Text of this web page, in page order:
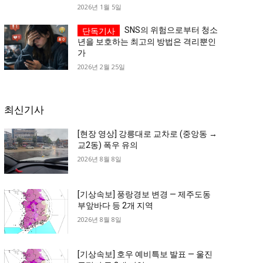
2026년 1월 5일
SNS의 위험으로부터 청소
년을 보호하는 최고의 방법은 격리뿐인
가
2026년 2월 25일
최신기사
[현장 영상] 강릉대로 교차로 (중앙동 →
교2동) 폭우 유의
2026년 8월 8일
[기상속보] 풍랑경보 변경 — 제주도동
부앞바다 등 2개 지역
2026년 8월 8일
[기상속보] 호우 예비특보 발표 — 울진